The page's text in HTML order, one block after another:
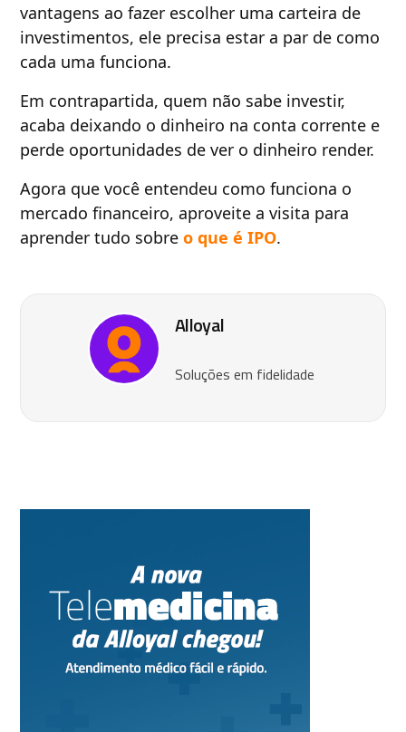
vantagens ao fazer escolher uma carteira de
investimentos, ele precisa estar a par de como
cada uma funciona.
Em contrapartida, quem não sabe investir,
acaba deixando o dinheiro na conta corrente e
perde oportunidades de ver o dinheiro render.
Agora que você entendeu como funciona o
mercado financeiro, aproveite a visita para
aprender tudo sobreo que é IPO.
Alloyal
Soluções em fidelidade